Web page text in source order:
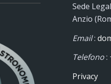
Sede
Anzio
Email:
Telefono:
Privacy